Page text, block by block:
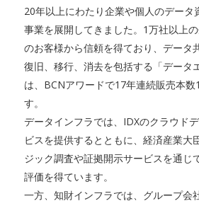
20年以上にわたり企業や個人のデータ
事業を展開してきました。1万社以上
のお客様から信頼を得ており、データ
復旧、移行、消去を包括する「データ
は、BCNアワードで17年連続販売本数
す。
データインフラでは、IDXのクラウド
ビスを提供するとともに、経済産業大
ジック調査や証拠開示サービスを通じ
評価を得ています。
一方、知財インフラでは、グループ会